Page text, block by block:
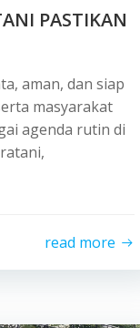
PASTIKAN
aman, dan siap
masyarakat
agenda rutin di
read more